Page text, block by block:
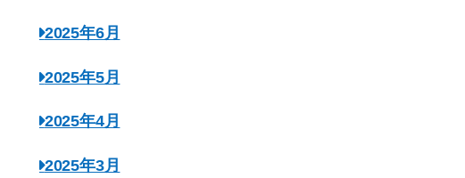
2025年6月
2025年5月
2025年4月
2025年3月